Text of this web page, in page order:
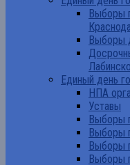
Выборы
Выборы
Единый день
НПА
Уставы
Выборы
Выборы
Выборы
Выборы